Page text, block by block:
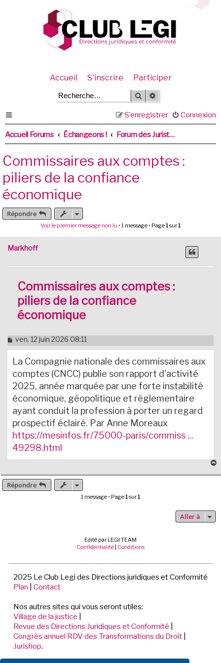
Accueil S'inscrire Participer
Rechercher
Connexion
S’enregistrer
Accueil Forums Échangeons ! Forum des Juristes en cabinets d'expertise comptable
Commissaires aux comptes :
piliers de la confiance
économique
Répondre
Voir le premier message non lu • 1 message • Page1sur1
Markhoff
Commissaires aux comptes :
piliers de la confiance
économique
M
e
s
a
g
e
n
o
n
u
ven. 12 juin 2026 08:11
La Compagnie nationale des commissaires aux
comptes (CNCC) publie son rapport d’activité
2025, année marquée par une forte instabilité
économique, géopolitique et réglementaire
ayant conduit la profession à porter un regard
prospectif éclairé. Par Anne Moreaux
https://mesinfos.fr/75000-paris/commiss ...
49298.html
u
Répondre
1 message • Page1sur1
Aller à
Edité par LEGI TEAM
Confidentialité | Conditions
2025 Le Club Legi des Directions juridiques et Conformité
Plan
Contact
Nos autres sites qui vous seront utiles:
Village de la justice
Revue des Directions Juridiques et Conformité
Congrès annuel RDV des Transformations du Droit
Jurishop.